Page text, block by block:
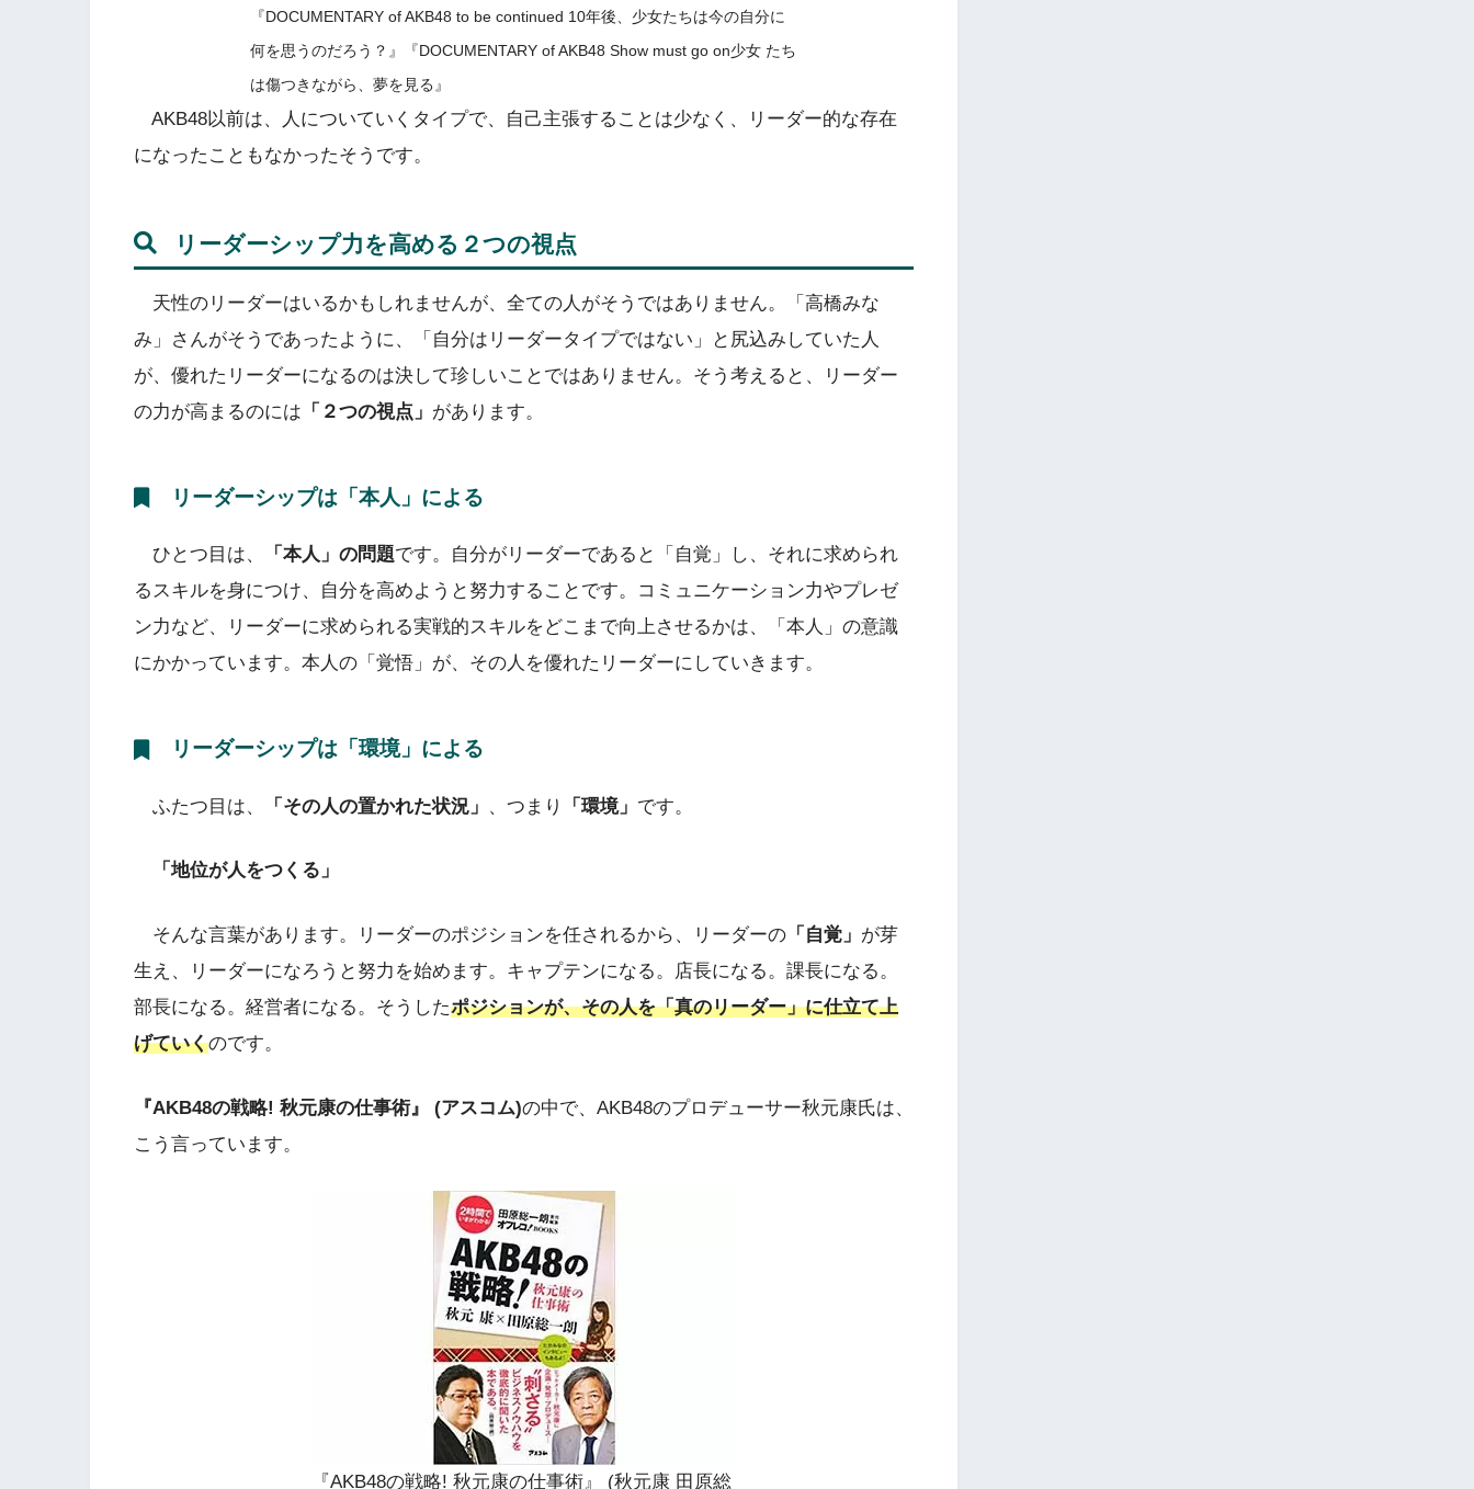
『DOCUMENTARY of AKB48 to be continued 10年後、少女たちは今の自分に
何を思うのだろう？』『DOCUMENTARY of AKB48 Show must go on少女 たち
は傷つきながら、夢を見る』
AKB48以前は、人についていくタイプで、自己主張することは少なく、リーダー的な存在
になったこともなかったそうです。
リーダーシップ力を高める２つの視点
天性のリーダーはいるかもしれませんが、全ての人がそうではありません。「高橋みな
み」さんがそうであったように、「自分はリーダータイプではない」と尻込みしていた人
が、優れたリーダーになるのは決して珍しいことではありません。そう考えると、リーダー
の力が高まるのには 「２つの視点」 があります。
リーダーシップは「本人」による
ひとつ目は、 「本人」の問題です。自分がリーダーであると「自覚」し、それに求められ
るスキルを身につけ、自分を高めようと努力することです。コミュニケーション力やプレゼ
ン力など、リーダーに求められる実戦的スキルをどこまで向上させるかは、「本人」の意識
にかかっています。本人の「覚悟」が、その人を優れたリーダーにしていきます。
リーダーシップは「環境」による
ふたつ目は、 「その人の置かれた状況」 、つまり 「環境」 です。
「地位が人をつくる」
そんな言葉があります。リーダーのポジションを任されるから、リーダーの 「自覚」 が芽
生え、リーダーになろうと努力を始めます。キャプテンになる。店長になる。課長になる。
部長になる。経営者になる。そうしたポジションが、その人を「真のリーダー」に仕立て上
げていくのです。
『AKB48の戦略! 秋元康の仕事術』 (アスコム)の中で、AKB48のプロデューサー秋元康氏は、
こう言っています。
『AKB48の戦略! 秋元康の仕事術』 (秋元康 田原総